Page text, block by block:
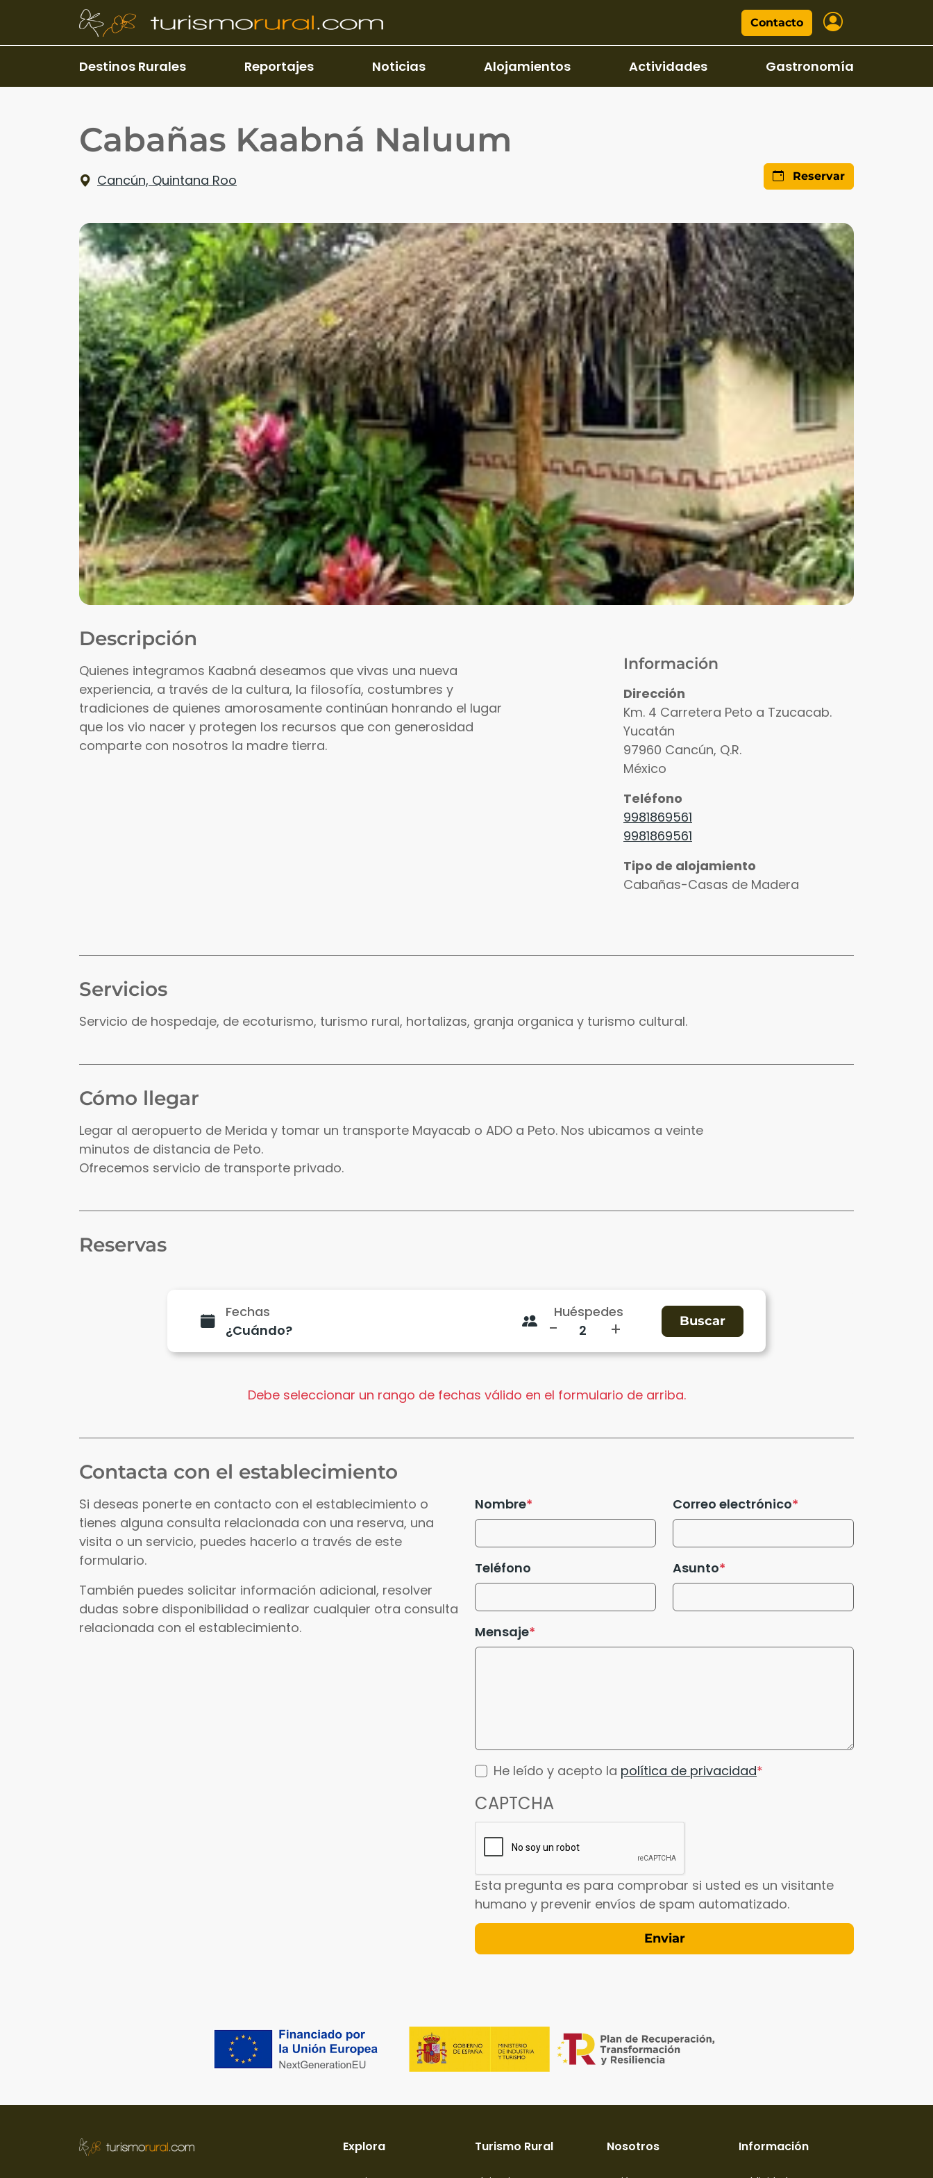
Pasar al contenido principal
Contacto
Destinos Rurales Reportajes Noticias Alojamientos Actividades Gastronomía
Cabañas Kaabná Naluum
Cancún, Quintana Roo Reservar
Información
Dirección
Km. 4 Carretera Peto a Tzucacab.
Yucatán
97960 Cancún, Q.R.
México
Teléfono
9981869561
9981869561
Tipo de alojamiento
Cabañas-Casas de Madera
Descripción
Quienes integramos Kaabná deseamos que vivas una nueva
experiencia, a través de la cultura, la filosofía, costumbres y
tradiciones de quienes amorosamente continúan honrando el lugar
que los vio nacer y protegen los recursos que con generosidad
comparte con nosotros la madre tierra.
Servicios
Servicio de hospedaje, de ecoturismo, turismo rural, hortalizas, granja organica y turismo cultural.
Cómo llegar
Legar al aeropuerto de Merida y tomar un transporte Mayacab o ADO a Peto. Nos ubicamos a veinte
minutos de distancia de Peto.
Ofrecemos servicio de transporte privado.
Reservas
Fechas Huéspedes
- +
Debe seleccionar un rango de fechas válido en el formulario de arriba.
Contacta con el establecimiento
Si deseas ponerte en contacto con el establecimiento o
tienes alguna consulta relacionada con una reserva, una
visita o un servicio, puedes hacerlo a través de este
formulario.
También puedes solicitar información adicional, resolver
dudas sobre disponibilidad o realizar cualquier otra consulta
relacionada con el establecimiento.
Nombre Correo electrónico
Teléfono Asunto
Mensaje
He leído y acepto la política de privacidad
CAPTCHA
Esta pregunta es para comprobar si usted es un visitante
humano y prevenir envíos de spam automatizado.
Explora Turismo Rural Nosotros Información